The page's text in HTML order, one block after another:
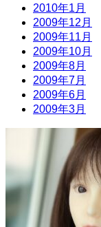
2010年1月
2009年12月
2009年11月
2009年10月
2009年8月
2009年7月
2009年6月
2009年3月